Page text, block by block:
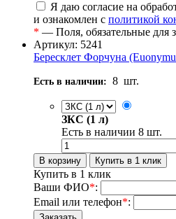
Я даю согласие на
и ознакомлен с политикой
* — Поля, обязательные для
Артикул: 5241
Бересклет Форчуна
Есть в наличии: 8 шт.
ЗКС (1 л)
Есть в наличии 8 шт.
Купить в 1 клик
Ваши ФИО*:
Email или телефон*: